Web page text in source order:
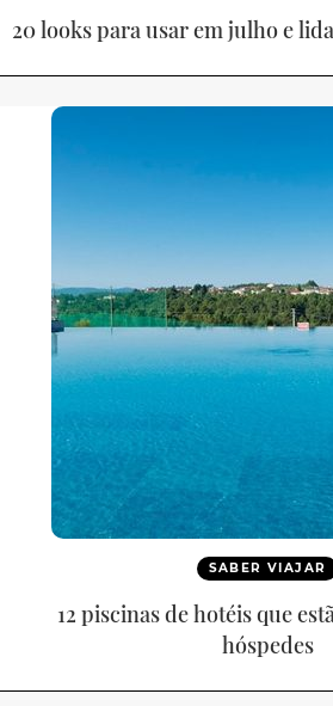
20 looks para usar em julho e
SABER VIAJAR
12 piscinas de hotéis que
hóspedes